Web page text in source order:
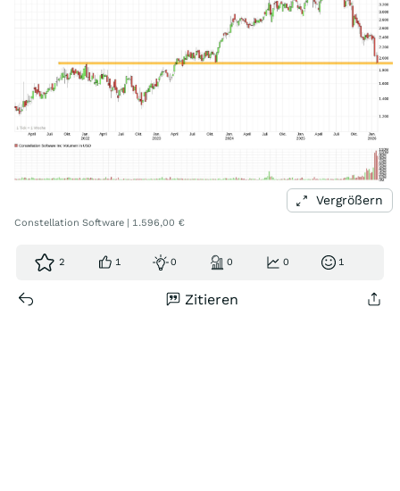
Vergrößern
Constellation Software | 1.596,00 €
2 1 0 0 0 1
Zitieren